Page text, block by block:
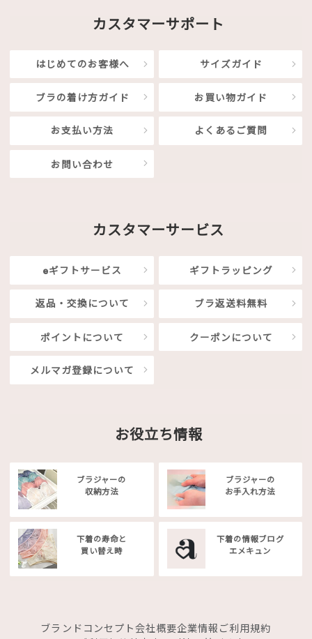
カスタマーサポート
はじめてのお客様へ サイズガイド
ブラの着け方ガイド お買い物ガイド
お支払い方法 よくあるご質問
お問い合わせ
カスタマーサービス
eギフトサービス ギフトラッピング
返品・交換について ブラ返送料無料
ポイントについて クーポンについて
メルマガ登録について
お役立ち情報
ブラジャーの
収納方法
ブラジャーの
お手入れ方法
下着の寿命と
買い替え時
下着の情報ブログ
エメキュン
ブランドコンセプト会社概要企業情報 ご利用規約